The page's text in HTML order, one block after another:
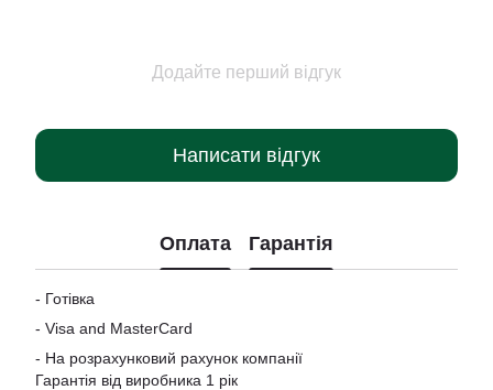
Додайте перший відгук
Написати відгук
Оплата Гарантія
- Готівка
- Visa and MasterCard
- На розрахунковий рахунок компанії
Гарантія від виробника 1 рік